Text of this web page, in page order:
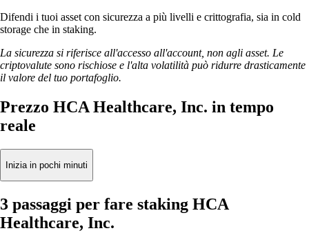
Difendi i tuoi asset con sicurezza a più livelli e crittografia, sia in cold
storage che in staking.
La sicurezza si riferisce all'accesso all'account, non agli asset. Le
criptovalute sono rischiose e l'alta volatilità può ridurre drasticamente
il valore del tuo portafoglio.
Prezzo HCA Healthcare, Inc. in tempo
reale
Inizia in pochi minuti
3 passaggi per fare staking HCA
Healthcare, Inc.